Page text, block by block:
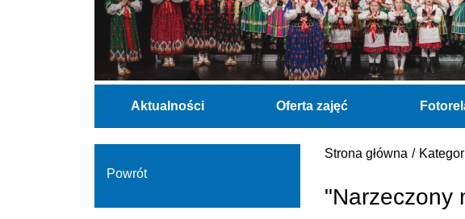
Aktualności Oferta zajęć
Strona główna
"Narzeczony
Powrót